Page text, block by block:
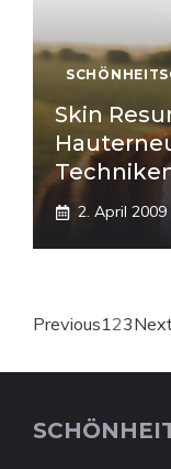
Skin
2. April 2009
Previous123